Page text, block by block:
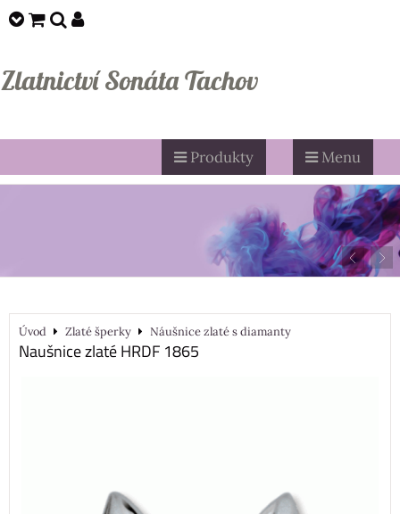
Zlatnictví Sonáta Tachov
Produkty Menu
Úvod Zlaté šperky Náušnice zlaté s diamanty
Naušnice zlaté HRDF 1865